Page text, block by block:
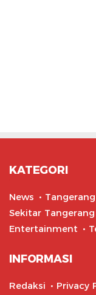
KATEGORI
News
Sekitar Tangerang
Entertainment
INFORMASI
Redaksi Privacy